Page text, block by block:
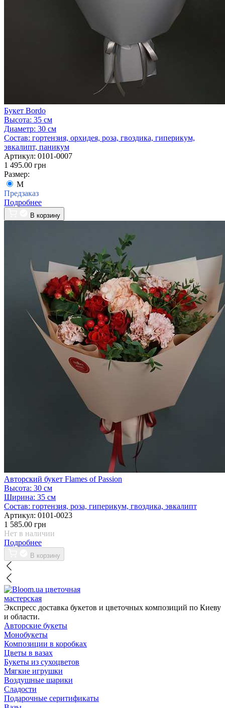
Букет Bordo
Высота: 35 см
Диаметр: 30 см
Состав: гортензия, орхидея, роза, гвоздика, гиперикум,
эвкалипт, паникум
Артикул: 0101-0007
1 495.00 грн
Размер:
M
Предзаказ
Подробнее
В корзину
Авторский букет Flames of Passion
Высота: 30 см
Ширина: 35 см
Состав: гортензия, роза, гиперикум, гвоздика, эвкалипт
Артикул: 0101-0023
1 585.00 грн
Нет в наличии
Подробнее
В корзину
цветочная
мастерская
Экспресс доставка букетов и цветочных композиций по Киеву
и области.
Авторские букеты
Монобукеты
Композиции в коробках
Цветы в вазах
Букеты из сухоцветов
Мягкие игрушки
Воздушные шарики
Сладости
Подарочные серитификаты